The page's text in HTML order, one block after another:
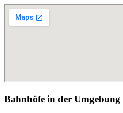
Bahnhöfe in der Umgebung